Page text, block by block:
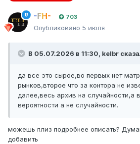
-FH- 703
Опубликовано 5 июля
В 05.07.2026 в 11:30, kelbr
да все это сырое,во первых нет
рынков,второе что за контора не
далее,весь архив на случайности,а
вероятности а не случайности.
можешь плиз подробнее описать?
добавить